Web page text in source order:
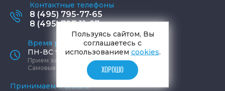
Контактные телефоны
8 (495) 795-77-65
8 (495) 797-11-67
Время работы офиса
ПН-ВС 9:00 - 19:00
Прием заказов круглосуточно
Самовывоз ПН-СБ 9-19, ВС 12-17
Принимаем к оплате
Пользуясь сайтом, Вы
соглашаетесь с
использованием cookies.
ХОРОШО